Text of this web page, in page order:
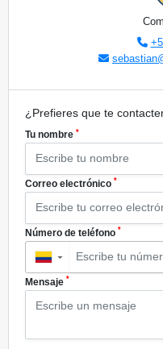
¿Prefieres que te
Tu nombre *
Correo electrónico *
Número de teléfono *
▼
Mensaje *